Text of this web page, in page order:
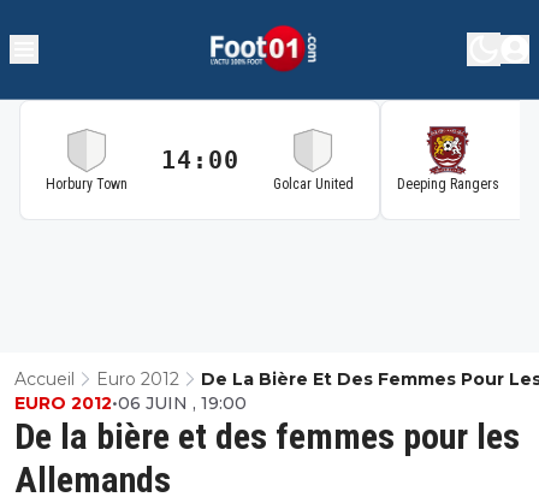
Horbury Town
14:00
Golcar United Deeping Rangers
Accueil Euro 2012
De La Bière Et Des Femmes Pour
Allemands
De la bière et des femmes pour les
Allemands
EURO 2012•06 JUIN , 19:00